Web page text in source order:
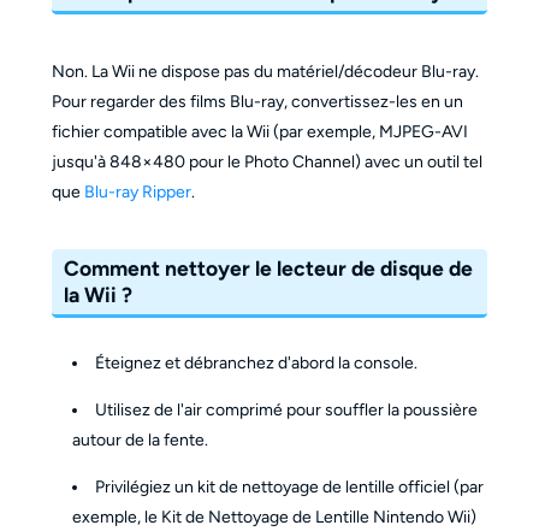
Non. La Wii ne dispose pas du matériel/décodeur Blu-ray.
Pour regarder des films Blu-ray, convertissez-les en un
fichier compatible avec la Wii (par exemple, MJPEG-AVI
jusqu'à 848×480 pour le Photo Channel) avec un outil tel
que Blu-ray Ripper.
Comment nettoyer le lecteur de disque de
la Wii ?
Éteignez et débranchez d'abord la console.
Utilisez de l'air comprimé pour souffler la poussière
autour de la fente.
Privilégiez un kit de nettoyage de lentille officiel (par
exemple, le Kit de Nettoyage de Lentille Nintendo Wii)